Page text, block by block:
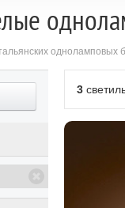
3